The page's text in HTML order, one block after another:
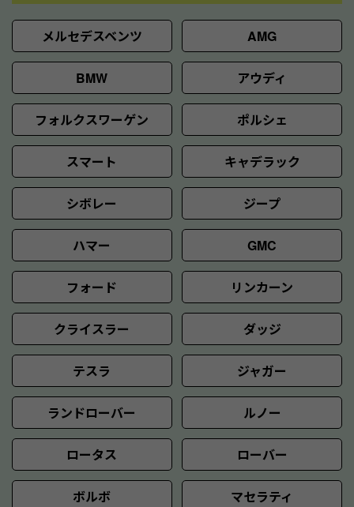
メルセデスベンツ AMG
BMW アウディ
フォルクスワーゲン ポルシェ
スマート キャデラック
シボレー ジープ
ハマー GMC
フォード リンカーン
クライスラー ダッジ
テスラ ジャガー
ランドローバー ルノー
ロータス ローバー
ボルボ マセラティ